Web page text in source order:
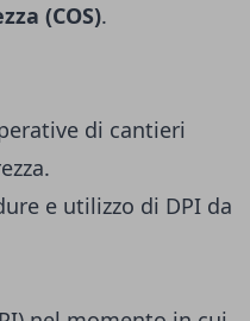
(COS).
di cantieri
e utilizzo di DPI da